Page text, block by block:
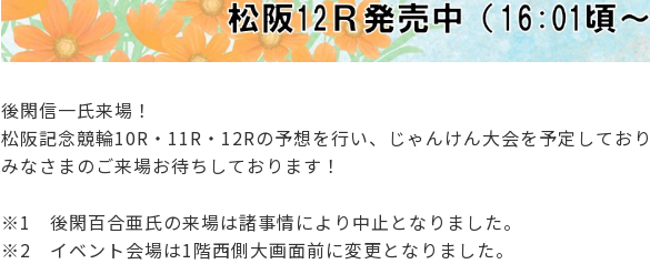
後閑信一氏来場！
松阪記念競輪10R・11R・12Rの予想を行い、じゃんけん大会を予定してお
みなさまのご来場お待ちしております！
※1 後閑百合亜氏の来場は諸事情により中止となりました。
※2 イベント会場は1階西側大画面前に変更となりました。